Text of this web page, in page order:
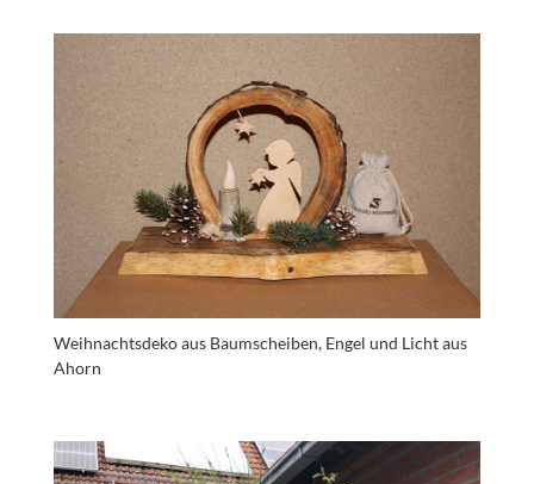
Weihnachtsdeko aus Baumscheiben, Engel und Licht aus
Ahorn